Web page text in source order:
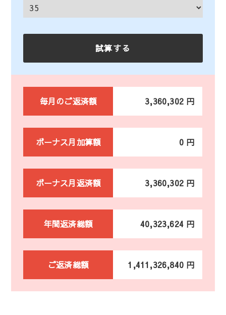
毎月のご返済額 3,360,302 円
ボーナス月加算額 0 円
ボーナス月返済額 3,360,302 円
年間返済総額 40,323,624 円
ご返済総額 1,411,326,840 円